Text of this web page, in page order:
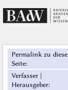
Permalink zu
Seite:
Verfasser |
Herausgeber: